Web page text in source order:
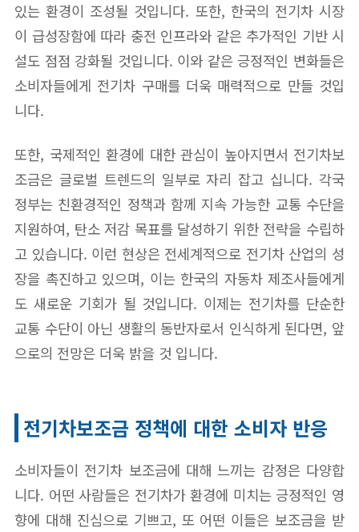
있는 환경이 조성될 것입니다. 또한, 한국의 전기차 시장
이 급성장함에 따라 충전 인프라와 같은 추가적인 기반 시
설도 점점 강화될 것입니다. 이와 같은 긍정적인 변화들은
소비자들에게 전기차 구매를 더욱 매력적으로 만들 것입
니다.
또한, 국제적인 환경에 대한 관심이 높아지면서 전기차보
조금은 글로벌 트렌드의 일부로 자리 잡고 십니다. 각국
정부는 친환경적인 정책과 함께 지속 가능한 교통 수단을
지원하여, 탄소 저감 목표를 달성하기 위한 전략을 수립하
고 있습니다. 이런 현상은 전세계적으로 전기차 산업의 성
장을 촉진하고 있으며, 이는 한국의 자동차 제조사들에게
도 새로운 기회가 될 것입니다. 이제는 전기차를 단순한
교통 수단이 아닌 생활의 동반자로서 인식하게 된다면, 앞
으로의 전망은 더욱 밝을 것 입니다.
전기차보조금 정책에 대한 소비자 반응
소비자들이 전기차 보조금에 대해 느끼는 감정은 다양합
니다. 어떤 사람들은 전기차가 환경에 미치는 긍정적인 영
향에 대해 진심으로 기쁘고, 또 어떤 이들은 보조금을 받